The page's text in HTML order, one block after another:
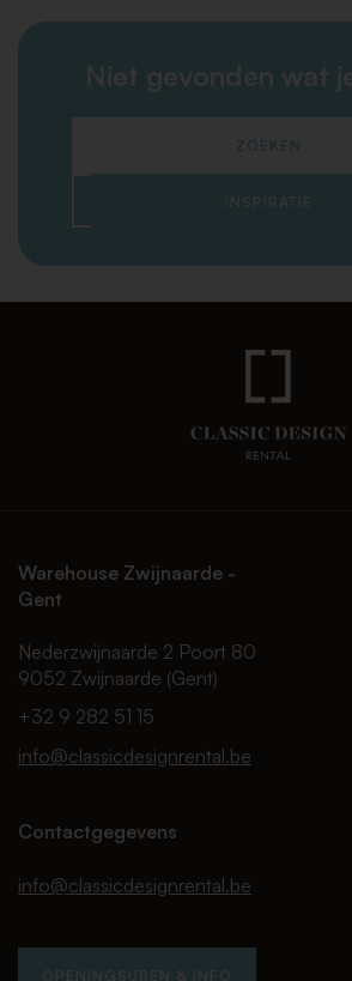
Niet gevonden wat
ZOEKEN
INSPIRATIE
Warehouse Zwijnaarde -
Gent
Nederzwijnaarde 2 Poort 80
9052 Zwijnaarde (Gent)
+32 9 282 51 15
info@classicdesignrental.be
Contactgegevens
info@classicdesignrental.be
OPENINGSUREN & INFO